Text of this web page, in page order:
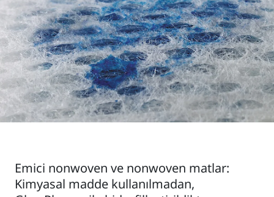
Emici nonwoven ve nonwoven matlar:
Kimyasal madde kullanılmadan,